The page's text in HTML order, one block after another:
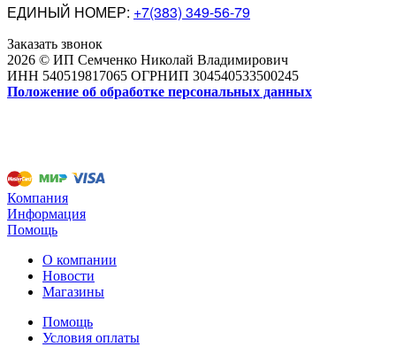
ЕДИНЫЙ НОМЕР: +7(383) 349-56-79
Заказать звонок
2026 © ИП Семченко Николай Владимирович
ИНН 540519817065 ОГРНИП 304540533500245
Положение об обработке персональных данных
Компания
Информация
Помощь
О компании
Новости
Магазины
Помощь
Условия оплаты